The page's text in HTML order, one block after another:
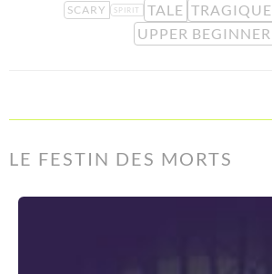
SCARY
SPIRIT TALE TRAGIQUE
UPPER BEGINNER
LE FESTIN DES MORTS